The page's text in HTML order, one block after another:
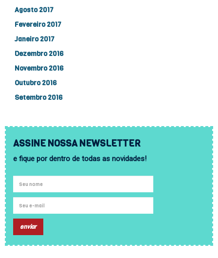
Agosto 2017
Fevereiro 2017
Janeiro 2017
Dezembro 2016
Novembro 2016
Outubro 2016
Setembro 2016
ASSINE NOSSA NEWSLETTER
e fique por dentro de todas as novidades!